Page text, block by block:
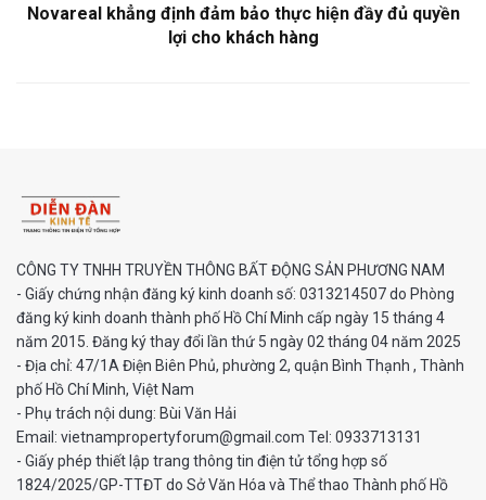
Novareal khẳng định đảm bảo thực hiện đầy đủ quyền
lợi cho khách hàng
CÔNG TY TNHH TRUYỀN THÔNG BẤT ĐỘNG SẢN PHƯƠNG NAM
- Giấy chứng nhận đăng ký kinh doanh số: 0313214507 do Phòng
đăng ký kinh doanh thành phố Hồ Chí Minh cấp ngày 15 tháng 4
năm 2015. Đăng ký thay đổi lần thứ 5 ngày 02 tháng 04 năm 2025
- Địa chỉ: 47/1A Điện Biên Phủ, phường 2, quận Bình Thạnh , Thành
phố Hồ Chí Minh, Việt Nam
- Phụ trách nội dung: Bùi Văn Hải
Email: vietnampropertyforum@gmail.com Tel: ‭0933713131
- Giấy phép thiết lập trang thông tin điện tử tổng hợp số
1824/2025/GP-TTĐT do Sở Văn Hóa và Thể thao Thành phố Hồ